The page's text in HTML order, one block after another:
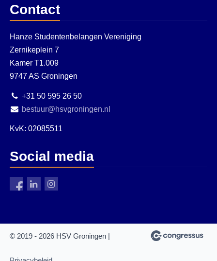
Contact
Hanze Studentenbelangen Vereniging
Zernikeplein 7
Kamer T1.009
9747 AS Groningen
+31 50 595 26 50
bestuur@hsvgroningen.nl
KvK: 02085511
Social media
© 2019 - 2026 HSV Groningen |